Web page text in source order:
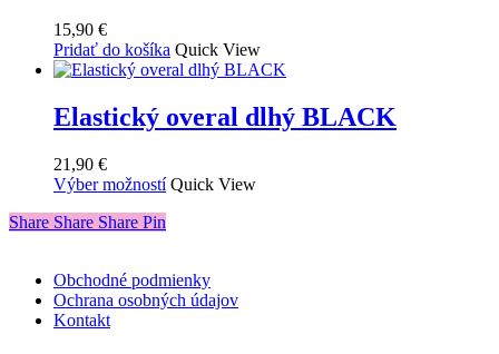
môžete
vybrať
stránke
produktu.
15,90 €
Pridať do košíka Quick View
Elastický overal dlhý BLACK
21,90 €
Výber možností Tento
Možnosti
si
Quick View
Share
Share Share Share Pin
Obchodné podmienky
Ochrana osobných údajov
Kontakt